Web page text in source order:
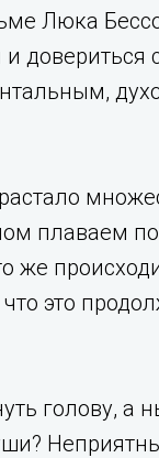
Люка
плаваем
же
это
голову, а